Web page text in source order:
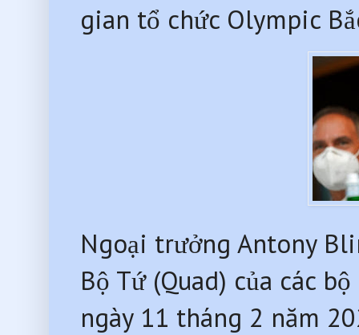
gian tổ chức Olympic
Ngoại trưởng Antony
Bộ Tứ (Quad) của các
ngày 11 tháng 2 năm